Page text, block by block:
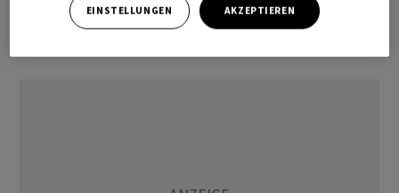
Je nach Uhrzeit, Region und Tankstelle können die
EINSTELLUNGEN AKZEPTIEREN